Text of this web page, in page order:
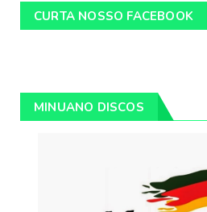
CURTA NOSSO FACEBOOK
MINUANO DISCOS